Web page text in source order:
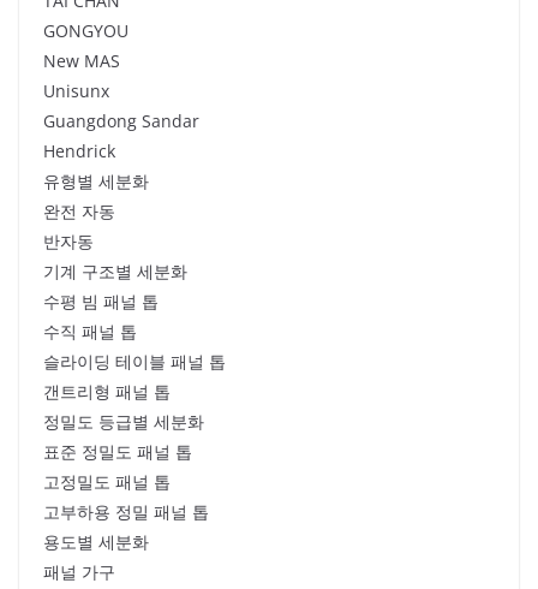
GONGYOU
New MAS
Unisunx
Guangdong Sandar
Hendrick
유형별 세분화
완전 자동
반자동
기계 구조별 세분화
수평 빔 패널 톱
수직 패널 톱
슬라이딩 테이블 패널 톱
갠트리형 패널 톱
정밀도 등급별 세분화
표준 정밀도 패널 톱
고정밀도 패널 톱
고부하용 정밀 패널 톱
용도별 세분화
패널 가구